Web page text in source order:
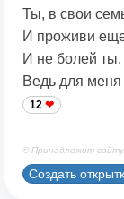
Ты, в свои
И проживи
И не болей
Ведь для меня
12
© Принадлежит
Создать